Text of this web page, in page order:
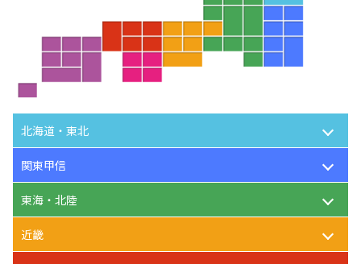
北海道・東北
関東甲信
東海・北陸
近畿